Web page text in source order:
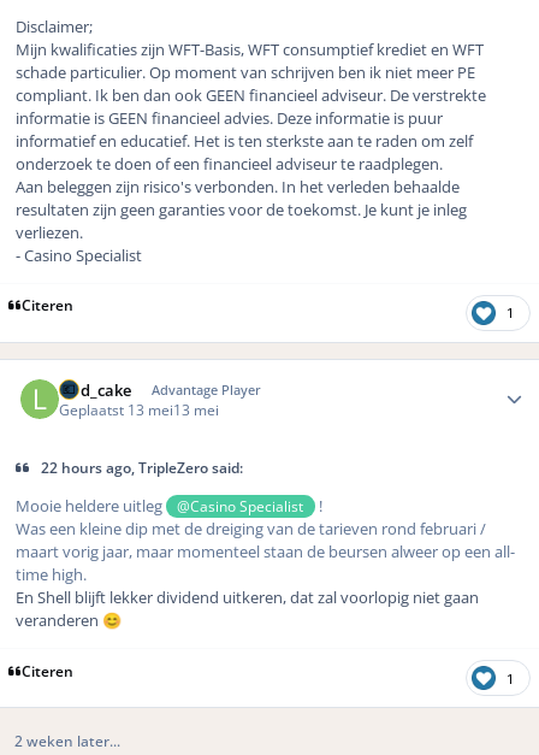
Disclaimer;
Mijn kwalificaties zijn WFT-Basis, WFT consumptief krediet en WFT
schade particulier. Op moment van schrijven ben ik niet meer PE
compliant. Ik ben dan ook GEEN financieel adviseur. De verstrekte
informatie is GEEN financieel advies. Deze informatie is puur
informatief en educatief. Het is ten sterkste aan te raden om zelf
onderzoek te doen of een financieel adviseur te raadplegen.
Aan beleggen zijn risico's verbonden. In het verleden behaalde
resultaten zijn geen garanties voor de toekomst. Je kunt je inleg
verliezen.
- Casino Specialist
Citeren 1
lord_cake Advantage Player
Geplaatst 13 mei13 mei
22 hours ago, TripleZero said:
Mooie heldere uitleg @Casino Specialist
!
Was een kleine dip met de dreiging van de tarieven rond februari /
maart vorig jaar, maar momenteel staan de beursen alweer op een all-
time high.
En Shell blijft lekker dividend uitkeren, dat zal voorlopig niet gaan
veranderen 😊
Citeren 1
2 weken later...